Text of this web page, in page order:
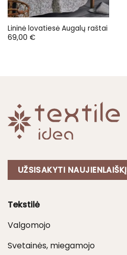
Lininė lovatiesė Augalų raštai
69,00 €
UŽSISAKYTI NAUJIENLAIŠKĮ
Tekstilė
Valgomojo
Svetainės, miegamojo